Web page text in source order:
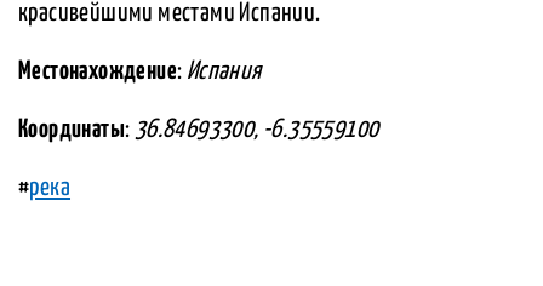
красивейшими местами Испании.
Местонахождение: Испания
Координаты: 36.84693300, -6.35559100
#река